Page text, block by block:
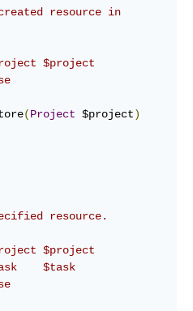
(Project $project)